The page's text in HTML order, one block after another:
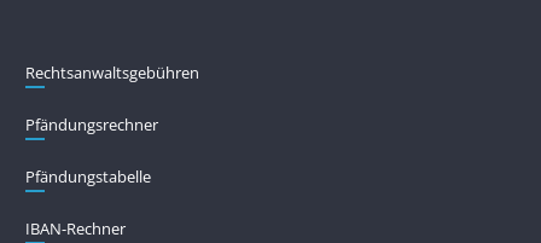
Rechtsanwaltsgebühren
Pfändungs­rechner
Pfändungs­tabelle
IBAN-Rechner